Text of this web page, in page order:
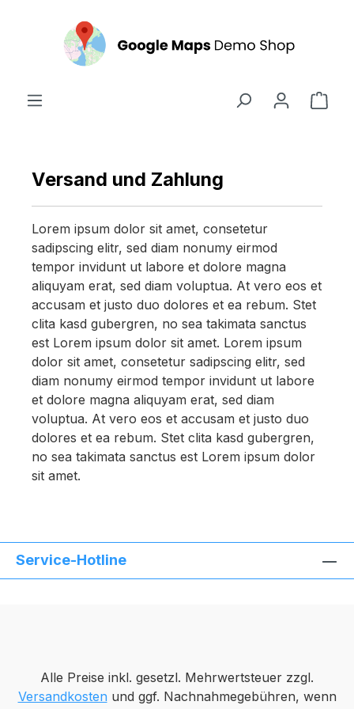
springen
Versand und Zahlung
Lorem ipsum dolor sit amet, consetetur
sadipscing elitr, sed diam nonumy eirmod
tempor invidunt ut labore et dolore magna
aliquyam erat, sed diam voluptua. At vero eos et
accusam et justo duo dolores et ea rebum. Stet
clita kasd gubergren, no sea takimata sanctus
est Lorem ipsum dolor sit amet. Lorem ipsum
dolor sit amet, consetetur sadipscing elitr, sed
diam nonumy eirmod tempor invidunt ut labore
et dolore magna aliquyam erat, sed diam
voluptua. At vero eos et accusam et justo duo
dolores et ea rebum. Stet clita kasd gubergren,
no sea takimata sanctus est Lorem ipsum dolor
sit amet.
Service-Hotline
Alle Preise inkl. gesetzl. Mehrwertsteuer zzgl.
Versandkosten und ggf. Nachnahmegebühren, wenn